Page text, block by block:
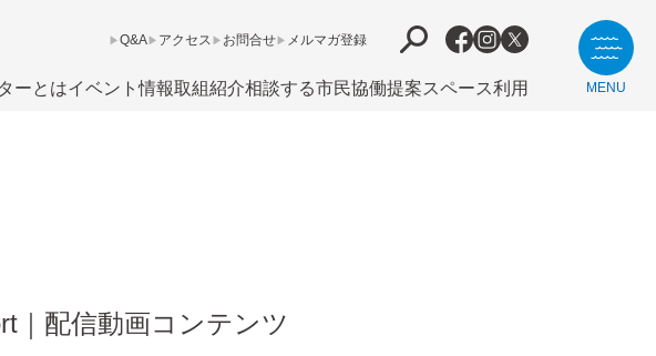
ーとはイベント情報取組紹介相談する市⺠協働提案スペース利用
Q&A アクセス お問合せ メルマガ登録
MENU
配信動画コンテンツ